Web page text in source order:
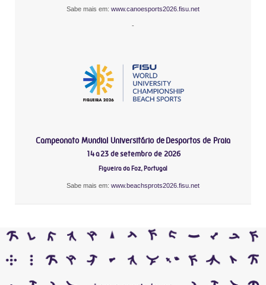
Sabe mais em: www.canoesports2026.fisu.net
-
Campeonato Mundial Universitário de Desportos de Praia
14 a 23 de setembro de 2026
Figueira da Foz, Portugal
Sabe mais em: www.beachsprots2026.fisu.net